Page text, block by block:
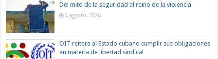
Del mito de la seguridad al reino de la violencia
5 agosto, 2026
OIT reitera al Estado cubano cumplir sus obligaciones
en materia de libertad sindical